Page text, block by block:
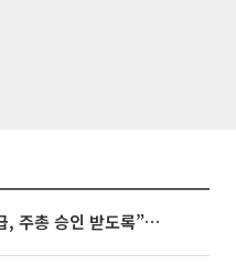
김정관 장관 “반도체 성과급, 주총 승인 받도록”…상법·자본시장법 개정 시사